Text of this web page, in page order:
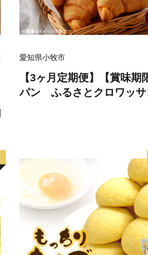
愛知県小牧市
【3ヶ月定期便】【賞味期
パン ふるさとクロワッサ
0個）／災害用備蓄 保存